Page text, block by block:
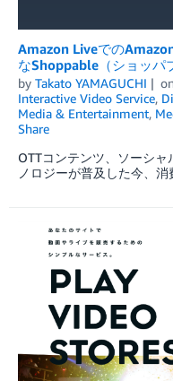
Amazon Liveでの
なShoppable（ショッパ
by Takato YAMAGUCHI
Interactive Video Service,
Media & Entertainment,
Share
OTTコンテンツ、ソーシ
ノロジーが普及した今、